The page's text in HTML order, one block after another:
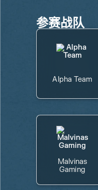
参赛战队
Alpha Team
Malvinas
Gaming